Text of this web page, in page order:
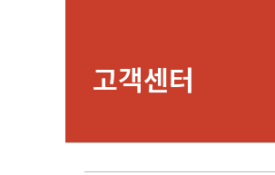
고객센터